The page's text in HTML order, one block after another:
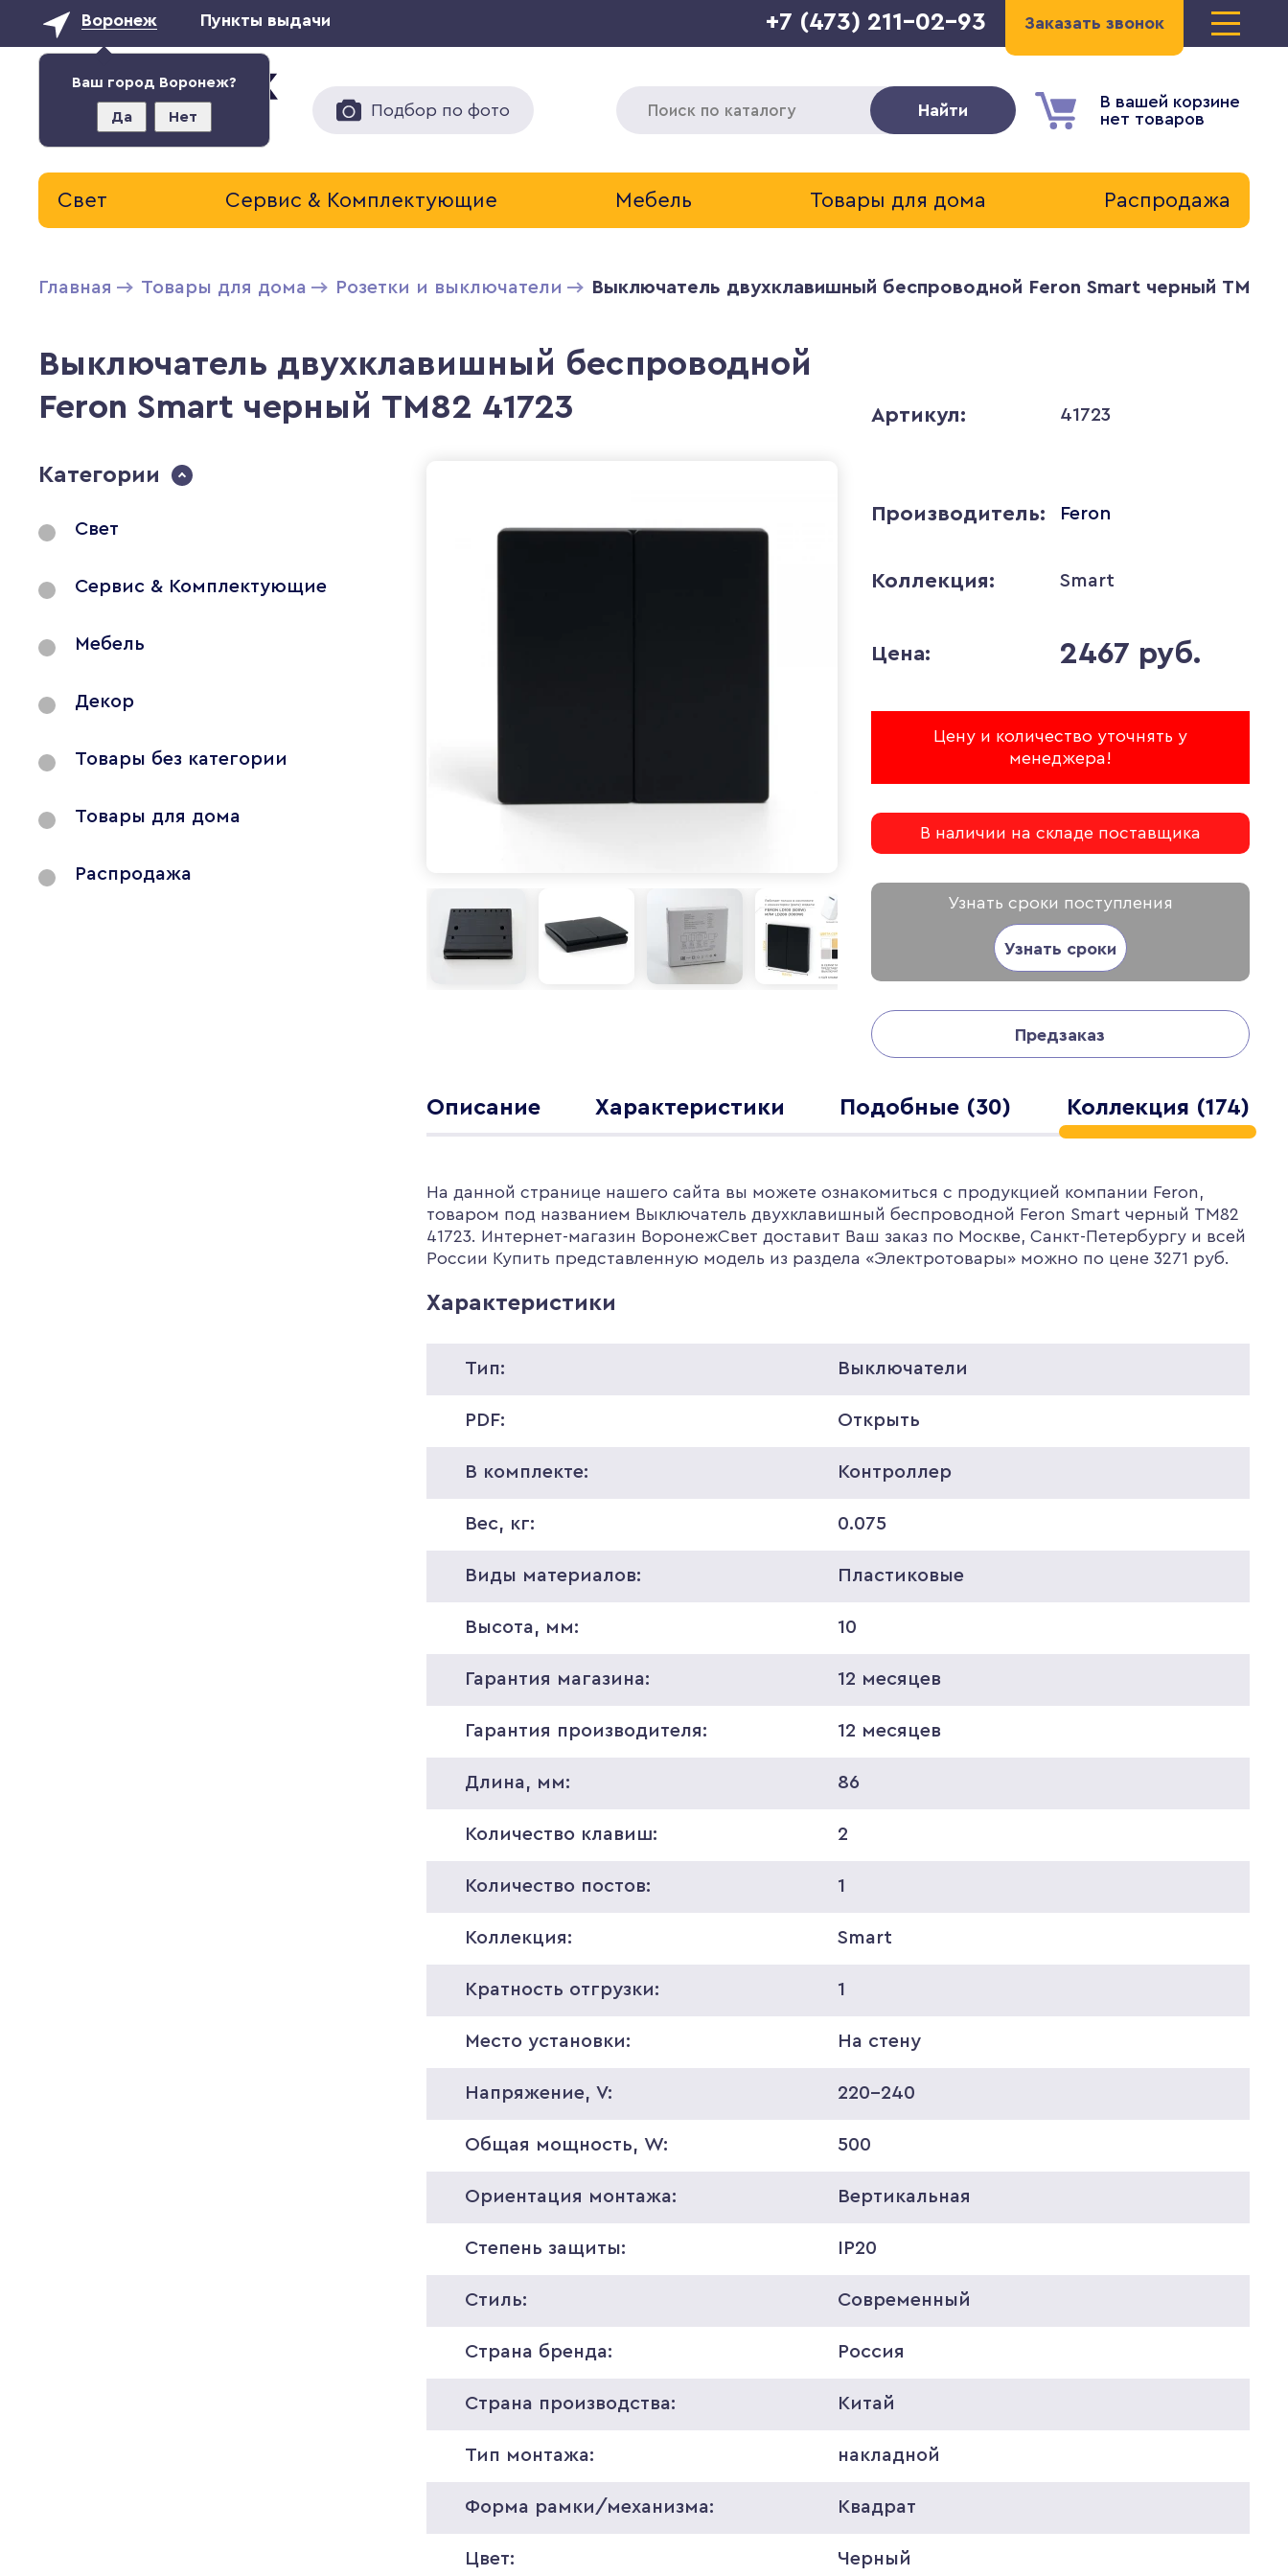
Воронеж
Ваш город Воронеж?
Да Нет
Пункты выдачи Заказать звонок
+7 (473) 211-02-93
Подбор по фото
В вашей корзине
нет товаров
Найти
Свет Сервис & Комплектующие Мебель Товары для дома Распродажа
Главная Товары для дома Розетки и выключатели Выключатель двухклавишный беспроводной Feron Smart черный TM82
Выключатель двухклавишный беспроводной
Feron Smart черный TM82 41723
Категории
Свет
Сервис & Комплектующие
Мебель
Декор
Товары без категории
Товары для дома
Распродажа
Артикул: 41723
Производитель: Feron
Коллекция: Smart
Цена: 2467 руб.
Цену и количество уточнять у
менеджера!
В наличии на складе поставщика
Узнать сроки поступления
Узнать сроки
Предзаказ
Описание Характеристики Подобные (30) Коллекция (174)
На данной странице нашего сайта вы можете ознакомиться с продукцией компании Feron,
товаром под названием Выключатель двухклавишный беспроводной Feron Smart черный TM82
41723. Интернет-магазин ВоронежСвет доставит Ваш заказ по Москве, Санкт-Петербургу и всей
России Купить представленную модель из раздела «Электротовары» можно по цене 3271 руб.
Характеристики
Тип: Выключатели
PDF: Открыть
В комплекте: Контроллер
Вес, кг: 0.075
Виды материалов: Пластиковые
Высота, мм: 10
Гарантия магазина: 12 месяцев
Гарантия производителя: 12 месяцев
Длина, мм: 86
Количество клавиш: 2
Количество постов: 1
Коллекция: Smart
Кратность отгрузки: 1
Место установки: На стену
Напряжение, V: 220-240
Общая мощность, W: 500
Ориентация монтажа: Вертикальная
Степень защиты: IP20
Стиль: Современный
Страна бренда: Россия
Страна производства: Китай
Тип монтажа: накладной
Форма рамки/механизма: Квадрат
Цвет: Черный